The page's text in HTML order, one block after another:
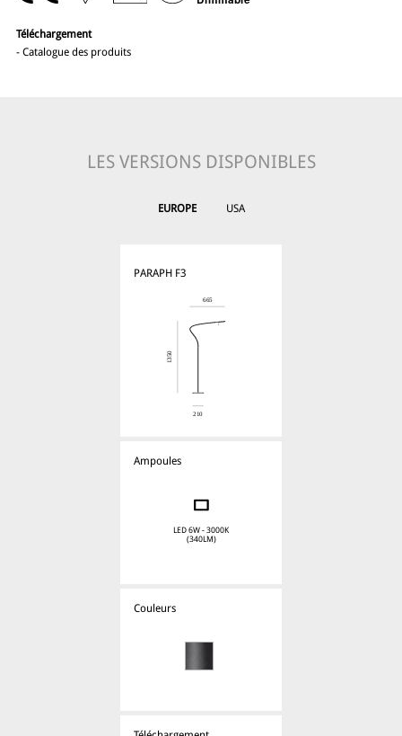
Téléchargement
- Catalogue des produits
LES VERSIONS DISPONIBLES
EUROPE USA
PARAPH F3
Ampoules
LED 6W - 3000K
(340LM)
Couleurs